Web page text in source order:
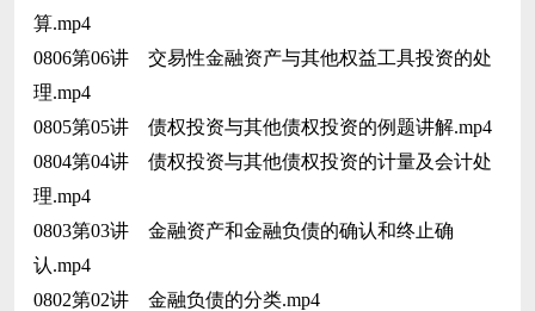
算.mp4
0806第06讲 交易性金融资产与其他权益工具投资的处
理.mp4
0805第05讲 债权投资与其他债权投资的例题讲解.mp4
0804第04讲 债权投资与其他债权投资的计量及会计处
理.mp4
0803第03讲 金融资产和金融负债的确认和终止确
认.mp4
0802第02讲 金融负债的分类.mp4